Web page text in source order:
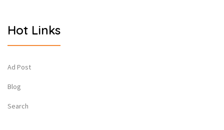
Hot Links
Ad Post
Blog
Search